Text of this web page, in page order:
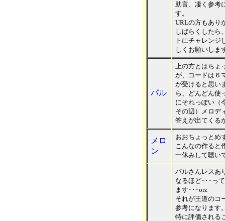
助言、凄く参考
す。
URLの方もあり
しばらくしたら
トにチャレンジ
しくお願いしま
パル
上の方とはちょ
が、コードは６
が受けると思い
ら、どんどん使
にそれっぽい（
その辺）メロデ
答えが出てくる
メロ
ン
おおちょっとめ
こんなの作ると
一休みして聴い
パルさんレスあ
なるほど･･･っ
ます･･･orz
それが王道のコ
参考になります
特に評価される